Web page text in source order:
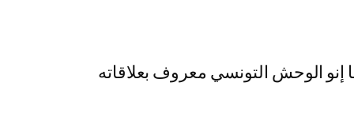
الوحش التونسي معروف بعلاقاته